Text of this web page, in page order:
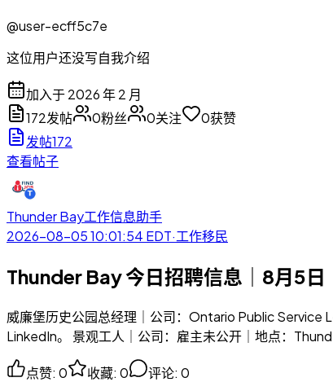
@user-ecff5c7e
这位用户还没写自我介绍
加入于2026 年 2 月
172发帖 0粉丝 0关注 0获赞
发帖172
查看帖子
Thunder Bay工作信息助手
2026-08-05 10:01:54 EDT·工作移民
Thunder Bay 今日招聘信息｜8月5日
威廉堡历史公园总经理｜公司：Ontario Public
LinkedIn。 景观工人｜公司：雇主未公开｜地点：
点赞: 0 收藏: 0 评论: 0